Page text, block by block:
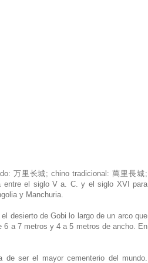
万里长城; chino tradicional: 萬里長城;
entre el siglo V a. C. y el siglo XVI para
y Manchuria.
desierto de Gobi lo largo de un arco que
6 a 7 metros y 4 a 5 metros de ancho. En
de ser el mayor cementerio del mundo.